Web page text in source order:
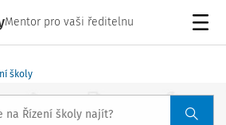
Mentor pro vaši ředitelnu
školy